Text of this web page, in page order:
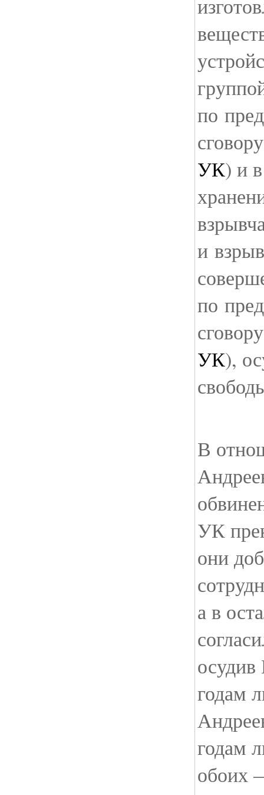
по
УК) и
и
по
УК),
В
УК
они
а в
годам
годам
обоих